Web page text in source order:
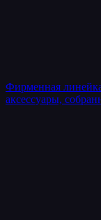
Фирменная
аксессуары,